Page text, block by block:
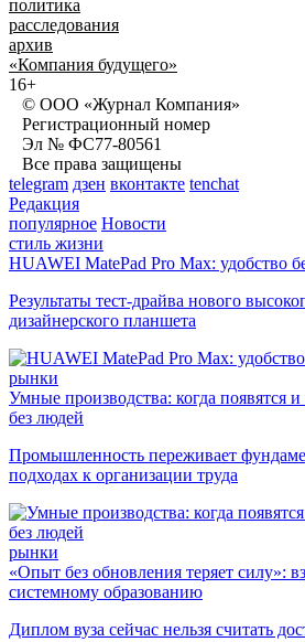
политика
расследования
архив
«Компания будущего»
16+
© ООО «Журнал Компания»
Регистрационный номер
Эл № ФС77-80561
Все права защищены
telegram дзен вконтакте tenchat
Редакция
популярное Новости
стиль жизни
HUAWEI MatePad Pro Max: удобство
Результаты тест-драйва нового
дизайнерского планшета
рынки
Умные производства: когда появятся
без людей
Промышленность переживает
подходах к организации труда
рынки
«Опыт без обновления теряет силу»:
системному образованию
Диплом вуза сейчас нельзя считать